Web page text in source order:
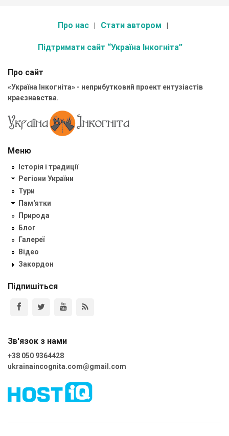
Про нас Стати автором
Підтримати сайт “Україна Інкогніта”
Про сайт
«Україна Інкогніта» - неприбутковий проект ентузіастів
краєзнавства.
Меню
Історія і традиції
Регіони України
Тури
Пам'ятки
Природа
Блог
Галереї
Відео
Закордон
Підпишіться
Зв'язок з нами
+38 050 9364428
ukrainaincognita.com@gmail.com